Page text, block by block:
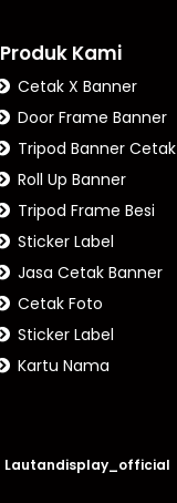
Produk Kami
Cetak X Banner
Door Frame Banner
Tripod Banner Cetak
Roll Up Banner
Tripod Frame Besi
Sticker Label
Jasa Cetak Banner
Cetak Foto
Sticker Label
Kartu Nama
Lautandisplay_official